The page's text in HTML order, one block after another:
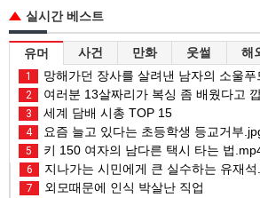
실시간 베스트
유머 사건 만화 웃썰 해
1 망해가던 장사를 살려낸 남자의 소울푸드
2 여러분 13살짜리가 복싱 좀 배웠다고 깝치
3 세계 담배 시총 TOP 15
4 요즘 늘고 있다는 초등학생 등교거부
5 키 150 여자의 남다른 택시 타는 법
6 지나가는 시민에게 큰 실수하는 유재석
7 외모때문에 인식 박살난 직업